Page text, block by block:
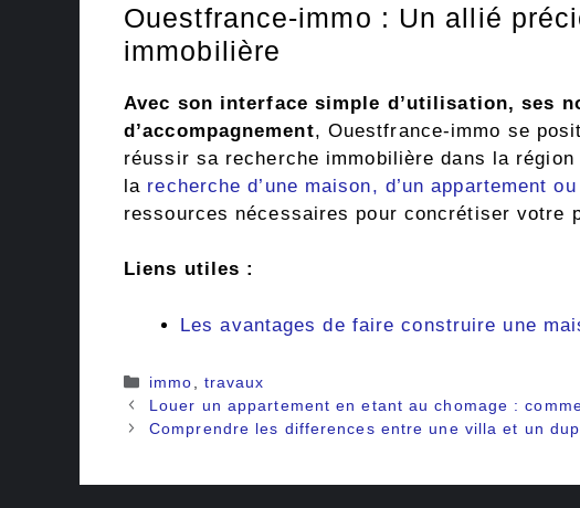
Ouestfrance-immo : Un allié
immobilière
Avec son interface simple d’utilisation, ses
d’accompagnement, Ouestfrance-immo se
réussir sa recherche immobilière dans la
la recherche d’une maison, d’un appartement
ressources nécessaires pour concrétiser votre
Liens utiles :
Les avantages de faire construire une
Catégories
immo
travaux
Louer un appartement en etant au chomage :
Comprendre les differences entre une villa et un